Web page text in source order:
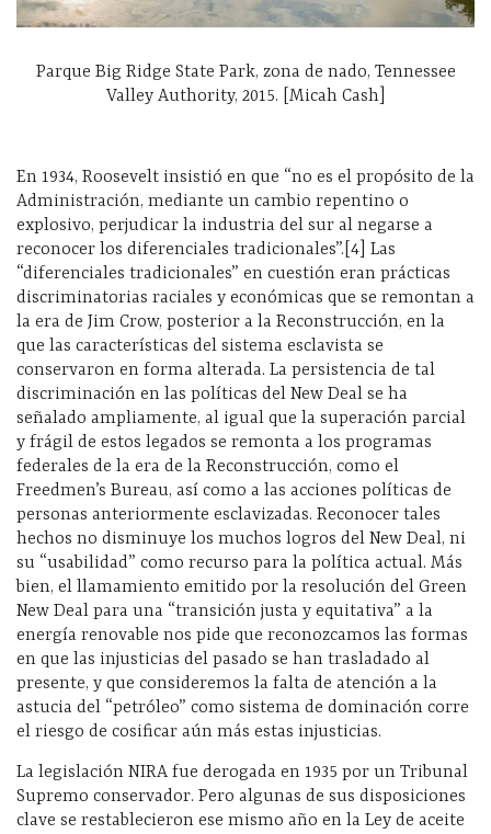
Parque Big Ridge State Park, zona de nado, Tennessee
Valley Authority, 2015. [Micah Cash]
En 1934, Roosevelt insistió en que “no es el propósito de la
Administración, mediante un cambio repentino o
explosivo, perjudicar la industria del sur al negarse a
reconocer los diferenciales tradicionales”.[4] Las
“diferenciales tradicionales” en cuestión eran prácticas
discriminatorias raciales y económicas que se remontan a
la era de Jim Crow, posterior a la Reconstrucción, en la
que las características del sistema esclavista se
conservaron en forma alterada. La persistencia de tal
discriminación en las políticas del New Deal se ha
señalado ampliamente, al igual que la superación parcial
y frágil de estos legados se remonta a los programas
federales de la era de la Reconstrucción, como el
Freedmen’s Bureau, así como a las acciones políticas de
personas anteriormente esclavizadas. Reconocer tales
hechos no disminuye los muchos logros del New Deal, ni
su “usabilidad” como recurso para la política actual. Más
bien, el llamamiento emitido por la resolución del Green
New Deal para una “transición justa y equitativa” a la
energía renovable nos pide que reconozcamos las formas
en que las injusticias del pasado se han trasladado al
presente, y que consideremos la falta de atención a la
astucia del “petróleo” como sistema de dominación corre
el riesgo de cosificar aún más estas injusticias.
La legislación NIRA fue derogada en 1935 por un Tribunal
Supremo conservador. Pero algunas de sus disposiciones
clave se restablecieron ese mismo año en la Ley de aceite